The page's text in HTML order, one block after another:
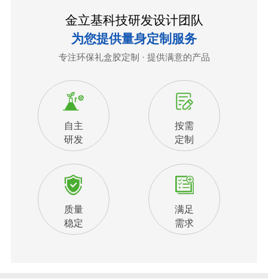
金立基科技研发设计团队
为您提供量身定制服务
专注环保礼盒胶定制 · 提供满意的产品
自主
研发
按需
定制
质量
稳定
满足
需求